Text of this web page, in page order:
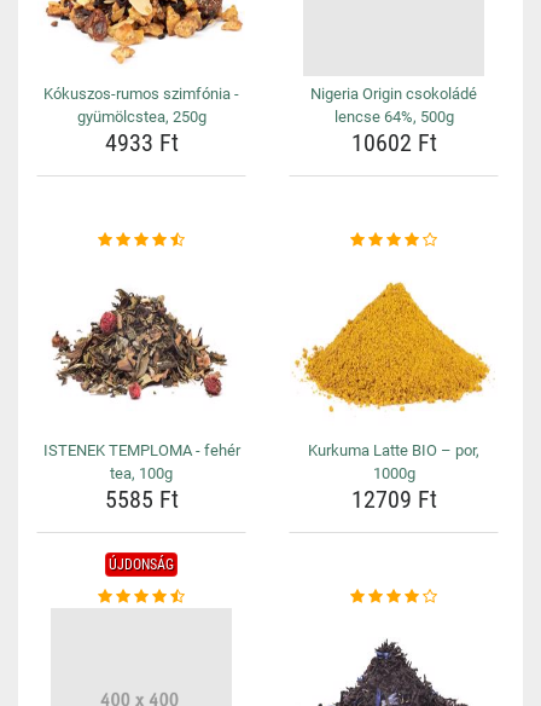
Kókuszos-rumos szimfónia -
gyümölcstea, 250g
4933 Ft
Nigeria Origin csokoládé
lencse 64%, 500g
10602 Ft
ISTENEK TEMPLOMA - fehér
tea, 100g
5585 Ft
Kurkuma Latte BIO – por,
1000g
12709 Ft
ÚJDONSÁG